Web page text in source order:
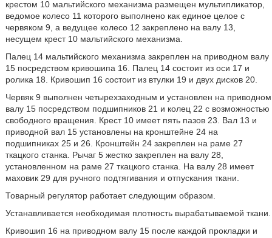
крестом 10 мальтийского механизма размещен мультипликатор,
ведомое колесо 11 которого выполнено как единое целое с
червяком 9, а ведущее колесо 12 закреплено на валу 13,
несущем крест 10 мальтийского механизма.
Палец 14 мальтийского механизма закреплен на приводном валу
15 посредством кривошипа 16. Палец 14 состоит из оси 17 и
ролика 18. Кривошип 16 состоит из втулки 19 и двух дисков 20.
Червяк 9 выполнен четырехзаходным и установлен на приводном
валу 15 посредством подшипников 21 и колец 22 с возможностью
свободного вращения. Крест 10 имеет пять пазов 23. Вал 13 и
приводной вал 15 установлены на кронштейне 24 на
подшипниках 25 и 26. Кронштейн 24 закреплен на раме 27
ткацкого станка. Рычаг 5 жестко закреплен на валу 28,
установленном на раме 27 ткацкого станка. На валу 28 имеет
маховик 29 для ручного подтягивания и отпускания ткани.
Товарный регулятор работает следующим образом.
Устанавливается необходимая плотность вырабатываемой ткани.
Кривошип 16 на приводном валу 15 после каждой прокладки и